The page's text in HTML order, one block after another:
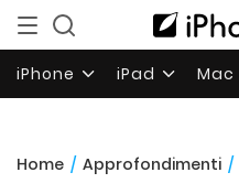
iPhone iPad Mac
Home / Approfondimenti /